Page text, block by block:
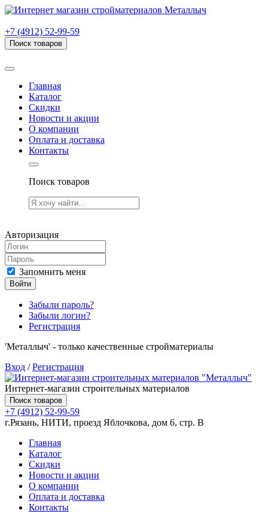
+7 (4912) 52-99-59
Поиск товаров
Главная
Каталог
Скидки
Новости и акции
О компании
Оплата и доставка
Контакты
Поиск товаров
Авторизация
Запомнить меня
Войти
Забыли пароль?
Забыли логин?
Регистрация
'Металлыч' - только качественные стройматериалы
Вход /Регистрация
Интернет-магазин строительных материалов
Поиск товаров
+7 (4912) 52-99-59
г.Рязань, НИТИ, проезд Яблочкова, дом 6, стр. В
Главная
Каталог
Скидки
Новости и акции
О компании
Оплата и доставка
Контакты